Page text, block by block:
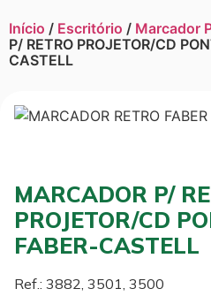
Início / Escritório / Marcador
P/ RETRO PROJETOR/CD
CASTELL
MARCADOR P/
PROJETOR/CD
FABER-CASTELL
Ref.: 3882, 3501, 3500